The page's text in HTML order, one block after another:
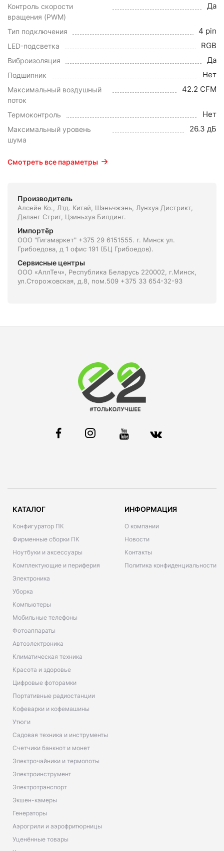
Контроль скорости
вращения (PWM)
Да
Тип подключения 4 pin
LED-подсветка RGB
Виброизоляция Да
Подшипник Нет
Максимальный воздушный
поток
42.2 CFM
Термоконтроль Нет
Максимальный уровень
шума
26.3 дБ
Смотреть все параметры
Производитель
Алсейе Ко., Лтд. Китай, Шэньчжэнь, Лунхуа Дистрикт,
Даланг Стрит, Цзиньхуа Билдинг.
Импортёр
ООО "Гигамаркет" +375 29 6151555. г. Минск ул.
Грибоедова, д 1 офис 191 (БЦ Грибоедов).
Сервисные центры
ООО «АллТеч», Республика Беларусь 220002, г.Минск,
ул.Сторожовская, д.8, пом.509 +375 33 654-32-93
КАТАЛОГ
Конфигуратор ПК
Фирменные сборки ПК
Ноутбуки и аксессуары
Комплектующие и периферия
Электроника
Уборка
Компьютеры
Мобильные телефоны
Фотоаппараты
Автоэлектроника
Климатическая техника
Красота и здоровье
Цифровые фоторамки
Портативные радиостанции
Кофеварки и кофемашины
Утюги
Садовая техника и инструменты
Счетчики банкнот и монет
Электрочайники и термопоты
Электроинструмент
Электротранспорт
Экшен-камеры
Генераторы
Аэрогрили и аэрофритюрницы
Уценённые товары
ИНФОРМАЦИЯ
О компании
Новости
Контакты
Политика конфиденциальности